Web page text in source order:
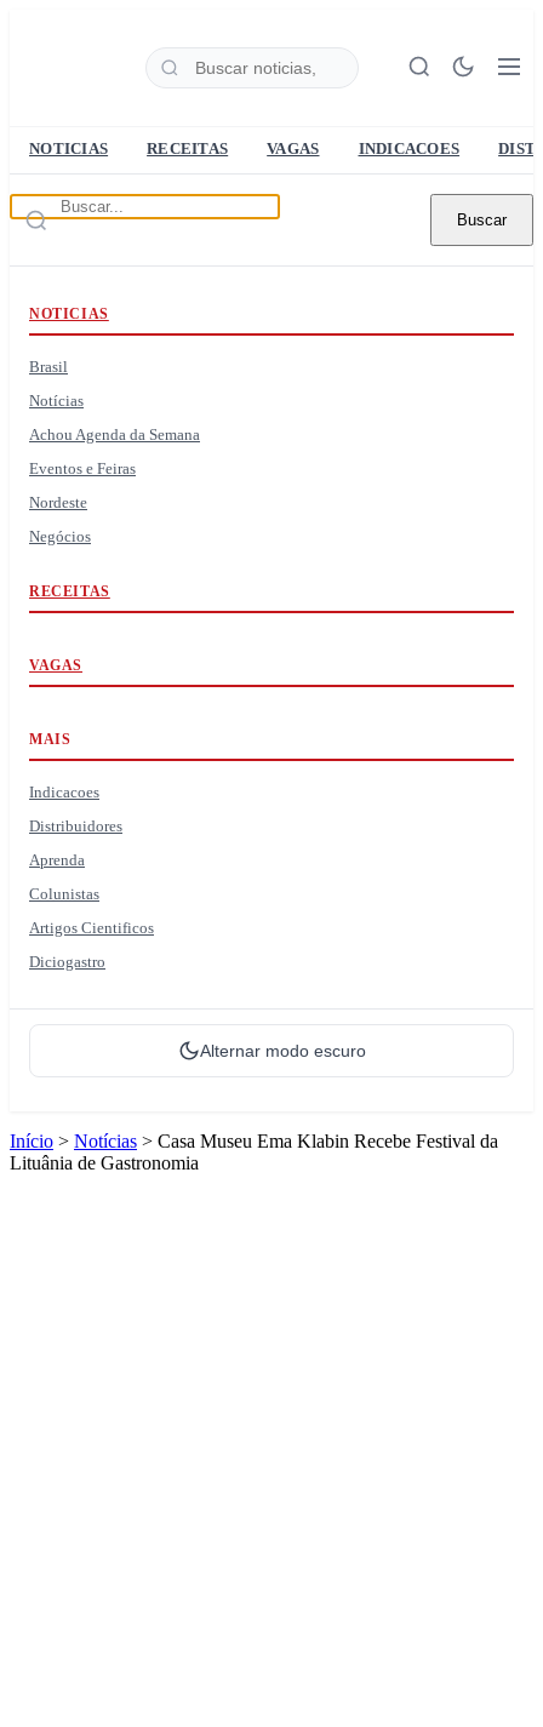
NOTICIAS RECEITAS VAGAS INDICACOES
Buscar
NOTICIAS
Brasil
Notícias
Achou Agenda da Semana
Eventos e Feiras
Nordeste
Negócios
RECEITAS
VAGAS
MAIS
Indicacoes
Distribuidores
Aprenda
Colunistas
Artigos Cientificos
Diciogastro
Alternar modo escuro
Início > Notícias > Casa Museu Ema Klabin Recebe Festival da
Lituânia de Gastronomia